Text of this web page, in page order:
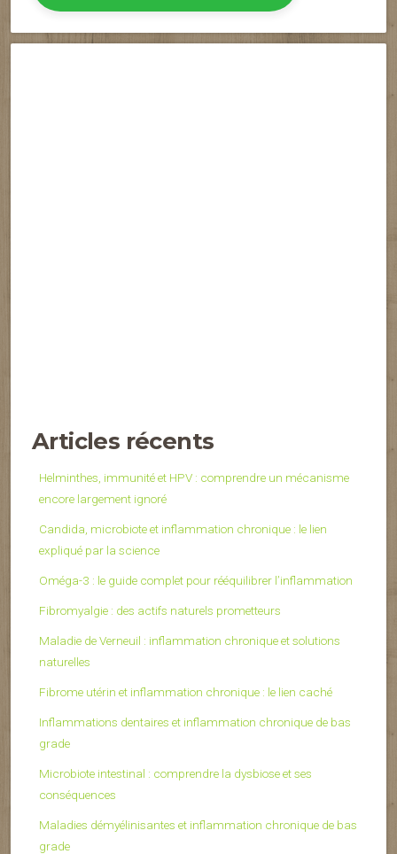
Articles récents
Helminthes, immunité et HPV : comprendre un mécanisme
encore largement ignoré
Candida, microbiote et inflammation chronique : le lien
expliqué par la science
Oméga-3 : le guide complet pour rééquilibrer l’inflammation
Fibromyalgie : des actifs naturels prometteurs
Maladie de Verneuil : inflammation chronique et solutions
naturelles
Fibrome utérin et inflammation chronique : le lien caché
Inflammations dentaires et inflammation chronique de bas
grade
Microbiote intestinal : comprendre la dysbiose et ses
conséquences
Maladies démyélinisantes et inflammation chronique de bas
grade